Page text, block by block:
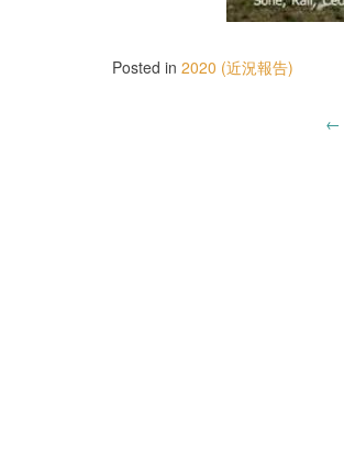
Posted in 2020 (近況報告)
←